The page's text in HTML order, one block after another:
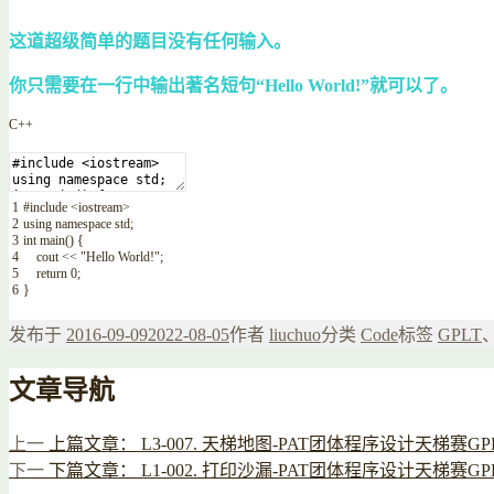
这道超级简单的题目没有任何输入。
你只需要在一行中输出著名短句“Hello World!”就可以了。
C++
1
2
3
4
5
6
#include <iostream>
using namespace std;
int main() {
cout << "Hello World!";
return 0;
}
发布于 2016-09-092022-08-05作者 liuchuo分类 Code标签 GPLT、
文章导航
上一 上篇文章：
L3-007. 天梯地图-PAT团体程序设计天梯赛
下一 下篇文章：
L1-002. 打印沙漏-PAT团体程序设计天梯赛